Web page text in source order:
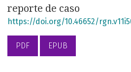
reporte de caso
https://doi.org/10.46652/
PDF EPUB